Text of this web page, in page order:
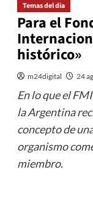
Temas del dia
Para el
histórico»
m24digital 24
En lo que el
la Argentina
concepto de
organismo
miembro.